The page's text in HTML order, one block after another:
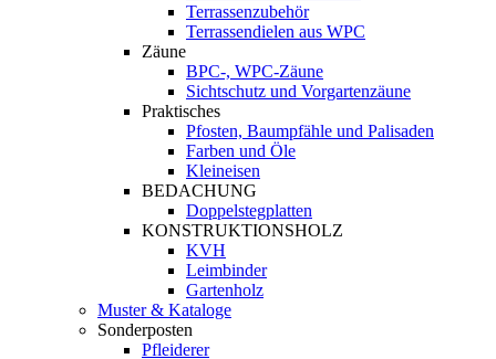
Terrassenzubehör
Terrassendielen aus WPC
Zäune
BPC-, WPC-Zäune
Sichtschutz und Vorgartenzäune
Praktisches
Pfosten, Baumpfähle und Palisaden
Farben und Öle
Kleineisen
BEDACHUNG
Doppelstegplatten
KONSTRUKTIONSHOLZ
KVH
Leimbinder
Gartenholz
Muster & Kataloge
Sonderposten
Pfleiderer